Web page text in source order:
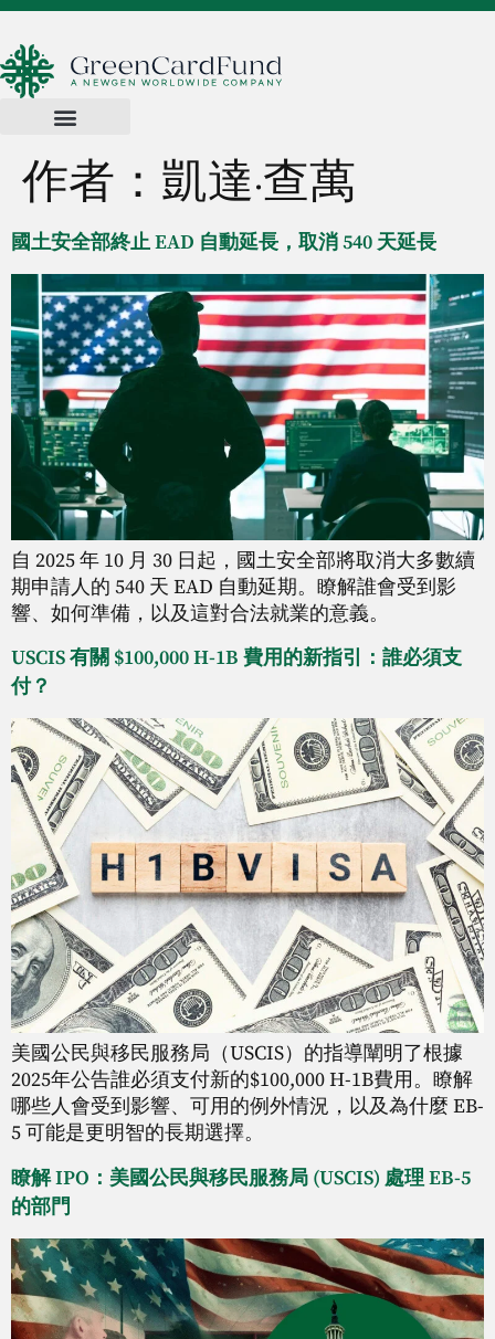
作者： 凱達·查萬
國土安全部終止 EAD 自動延長，取消 540 天延長
自 2025 年 10 月 30 日起，國土安全部將取消大多數續
期申請人的 540 天 EAD 自動延期。瞭解誰會受到影
響、如何準備，以及這對合法就業的意義。
USCIS 有關 $100,000 H-1B 費用的新指引：誰必須支
付？
美國公民與移民服務局（USCIS）的指導闡明了根據
2025年公告誰必須支付新的$100,000 H-1B費用。瞭解
哪些人會受到影響、可用的例外情況，以及為什麼 EB-
5 可能是更明智的長期選擇。
瞭解 IPO：美國公民與移民服務局 (USCIS) 處理 EB-5
的部門